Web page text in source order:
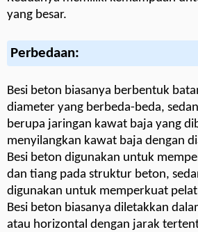
yang besar.
Perbedaan:
Besi beton biasanya berbentuk
diameter yang berbeda-beda,
berupa jaringan kawat baja yang
menyilangkan kawat baja dengan
Besi beton digunakan untuk
dan tiang pada struktur beton,
digunakan untuk memperkuat
Besi beton biasanya diletakkan
atau horizontal dengan jarak